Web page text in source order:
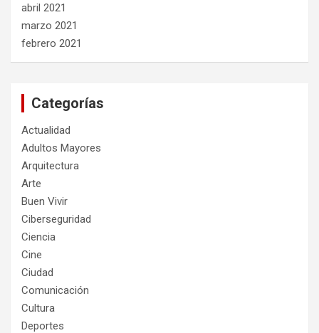
abril 2021
marzo 2021
febrero 2021
Categorías
Actualidad
Adultos Mayores
Arquitectura
Arte
Buen Vivir
Ciberseguridad
Ciencia
Cine
Ciudad
Comunicación
Cultura
Deportes